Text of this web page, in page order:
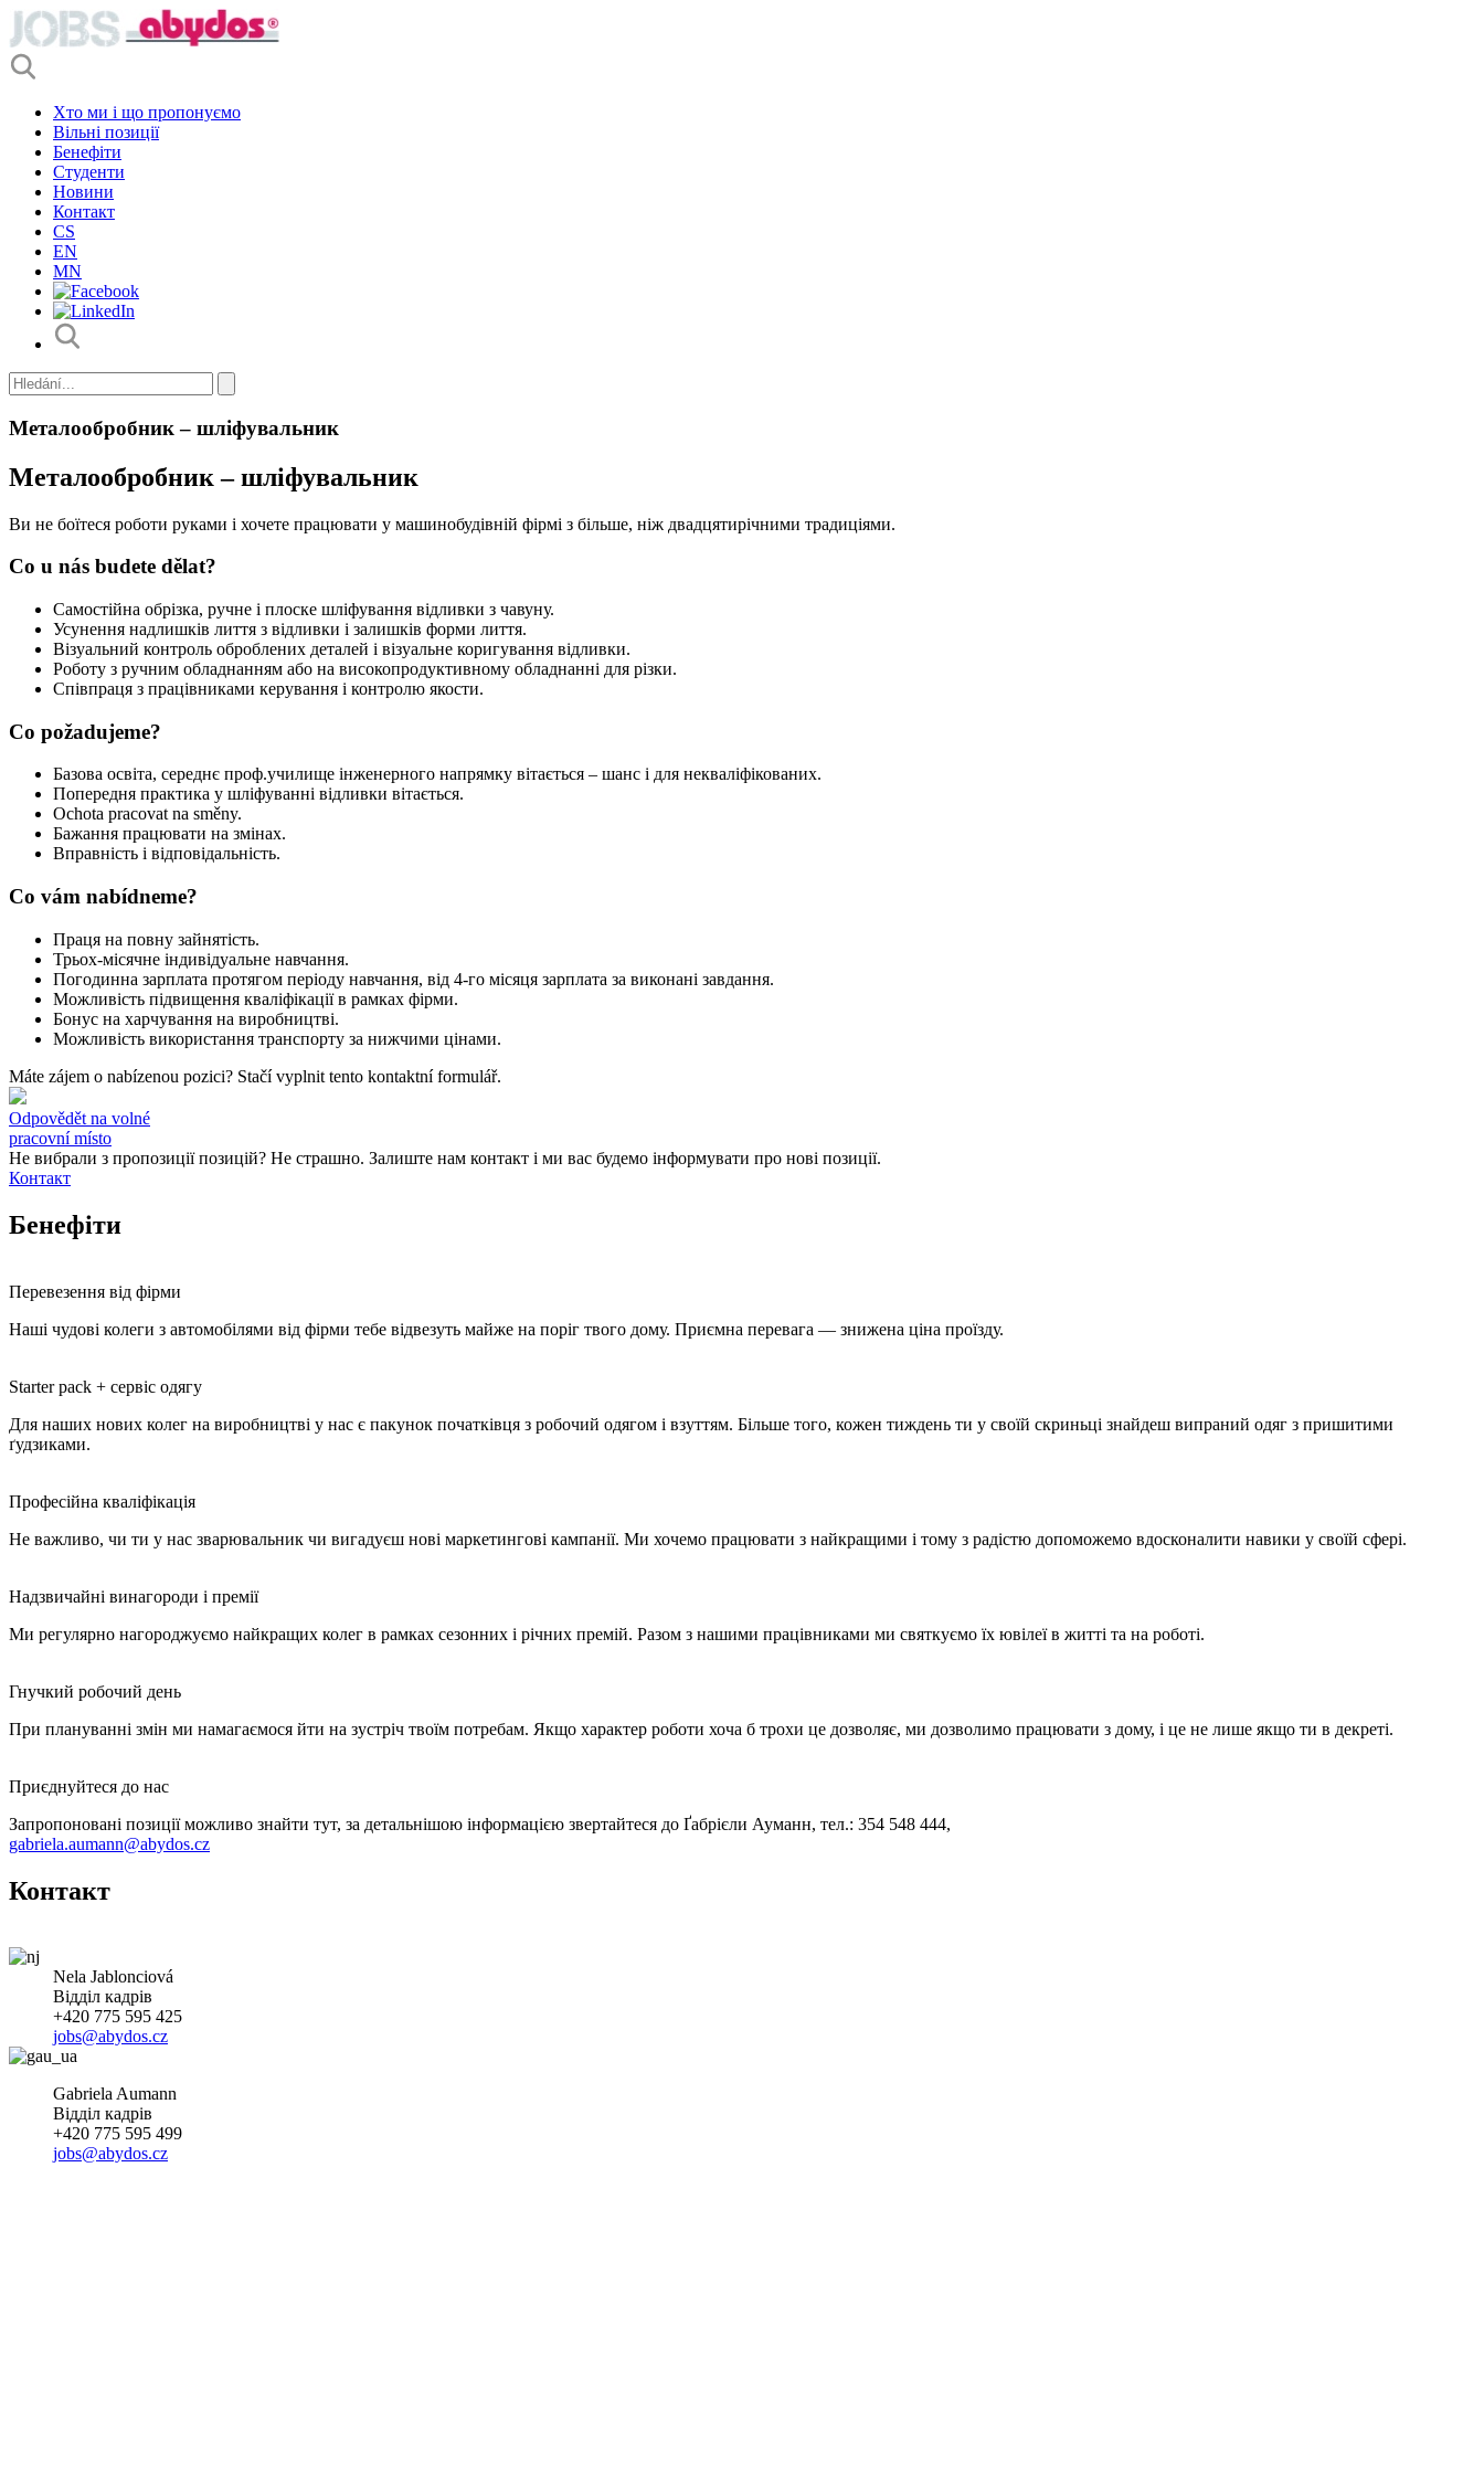
Хто ми і що пропонуємо
Вільні позиції
Бенефіти
Студенти
Новини
Контакт
CS
EN
MN
Металообробник – шліфувальник
Металообробник – шліфувальник
Ви не боїтеся роботи руками і хочете працювати у машинобудівній фірмі з більше, ніж двадцятирічними традиціями.
Co u nás budete dělat?
Самостійна обрізка, ручне і плоске шліфування відливки з чавуну.
Усунення надлишків лиття з відливки і залишків форми лиття.
Візуальний контроль оброблених деталей і візуальне коригування відливки.
Роботу з ручним обладнанням або на високопродуктивному обладнанні для різки.
Співпраця з працівниками керування і контролю якости.
Co požadujeme?
Базова освіта, середнє проф.училище інженерного напрямку вітається – шанс і для некваліфікованих.
Попередня практика у шліфуванні відливки вітається.
Ochota pracovat na směny.
Бажання працювати на змінах.
Вправність і відповідальність.
Co vám nabídneme?
Праця на повну зайнятість.
Трьох-місячне індивідуальне навчання.
Погодинна зарплата протягом періоду навчання, від 4-го місяця зарплата за виконані завдання.
Можливість підвищення кваліфікації в рамках фірми.
Бонус на харчування на виробництві.
Можливість використання транспорту за нижчими цінами.
Máte zájem o nabízenou pozici? Stačí vyplnit tento kontaktní formulář.
Odpovědět na volné
pracovní místo
Не вибрали з пропозиції позицій? Не страшно. Залиште нам контакт і ми вас будемо інформувати про нові позиції.
Контакт
Бенефіти
Перевезення від фірми
Наші чудові колеги з автомобілями від фірми тебе відвезуть майже на поріг твого дому. Приємна перевага — знижена ціна проїзду.
Starter pack + сервіс одягу
Для наших нових колег на виробництві у нас є пакунок початківця з робочий одягом і взуттям. Більше того, кожен тиждень ти у своїй скриньці знайдеш випраний одяг з пришитими
ґудзиками.
Професійна кваліфікація
Не важливо, чи ти у нас зварювальник чи вигадуєш нові маркетингові кампанії. Ми хочемо працювати з найкращими і тому з радістю допоможемо вдосконалити навики у своїй сфері.
Надзвичайні винагороди і премії
Ми регулярно нагороджуємо найкращих колег в рамках сезонних і річних премій. Разом з нашими працівниками ми святкуємо їх ювілеї в житті та на роботі.
Гнучкий робочий день
При плануванні змін ми намагаємося йти на зустріч твоїм потребам. Якщо характер роботи хоча б трохи це дозволяє, ми дозволимо працювати з дому, і це не лише якщо ти в декреті.
Приєднуйтеся до нас
Запропоновані позиції можливо знайти тут, за детальнішою інформацією звертайтеся до Ґабрієли Ауманн, тел.: 354 548 444,
gabriela.aumann@abydos.cz
Контакт
Nela Jablonciová
Відділ кадрів
+420 775 595 425
jobs@abydos.cz
Gabriela Aumann
Відділ кадрів
+420 775 595 499
jobs@abydos.cz